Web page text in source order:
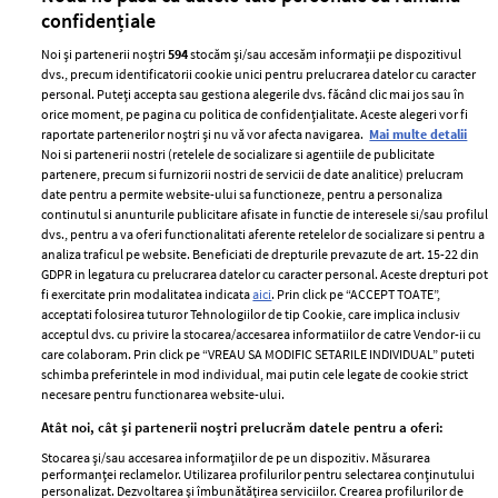
ELLE Style Awards
2024
Despre ELLE
Romania
Contact
Abonamente
Termeni si conditii
Politica de
confidențialitate
Politica de cookies
Publicitate
GSP
Unica
femei
Viva
confidențiale
Noi și partenerii noștri594stocăm și/sau accesăm informații pe dispozitivul
dvs., precum identificatorii cookie unici pentru prelucrarea datelor cu caracter
personal. Puteți accepta sau gestiona alegerile dvs. făcând clic mai jos sau în
orice moment, pe pagina cu politica de confidențialitate. Aceste alegeri vor fi
raportate partenerilor noștri și nu vă vor afecta navigarea. Mai multe detalii
Noi si partenerii nostri (retelele de socializare si agentiile de publicitate
partenere, precum si furnizorii nostri de servicii de date analitice) prelucram
date pentru a permite website-ului sa functioneze, pentru a personaliza
continutul si anunturile publicitare afisate in functie de interesele si/sau profilul
dvs., pentru a va oferi functionalitati aferente retelelor de socializare si pentru a
analiza traficul pe website. Beneficiati de drepturile prevazute de art. 15-22 din
GDPR in legatura cu prelucrarea datelor cu caracter personal. Aceste drepturi pot
fi exercitate prin modalitatea indicataaici. Prin click pe “ACCEPT TOATE”,
acceptati folosirea tuturor Tehnologiilor de tip Cookie, care implica inclusiv
acceptul dvs. cu privire la stocarea/accesarea informatiilor de catre Vendor-ii cu
care colaboram. Prin click pe “VREAU SA MODIFIC SETARILE INDIVIDUAL” puteti
schimba preferintele in mod individual, mai putin cele legate de cookie strict
necesare pentru functionarea website-ului.
Atât noi, cât și partenerii noștri prelucrăm datele pentru a oferi:
Stocarea și/sau accesarea informațiilor de pe un dispozitiv. Măsurarea
performanței reclamelor. Utilizarea profilurilor pentru selectarea conținutului
personalizat. Dezvoltarea și îmbunătățirea serviciilor. Crearea profilurilor de